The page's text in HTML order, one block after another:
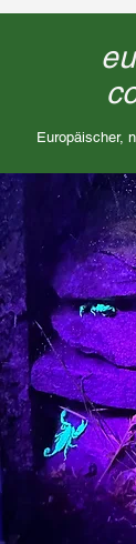
Europäischer,